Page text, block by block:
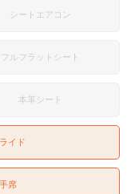
シートエアコン
フルフラットシート
本革シート
イド
席